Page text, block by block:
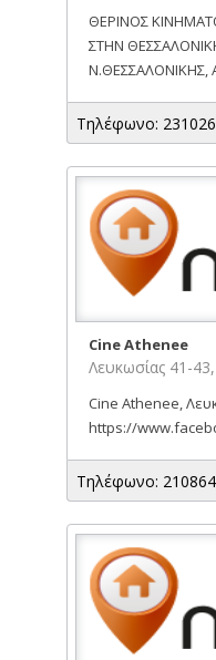
ΘΕΡΙΝΟΣ
ΣΤΗΝ
Ν.ΘΕΣΣΑΛΟΝΙΚΗΣ,
Τηλέφωνο:
Cine Athenee
Λευκωσίας 41-
Cine Athenee,
https://
Τηλέφωνο: